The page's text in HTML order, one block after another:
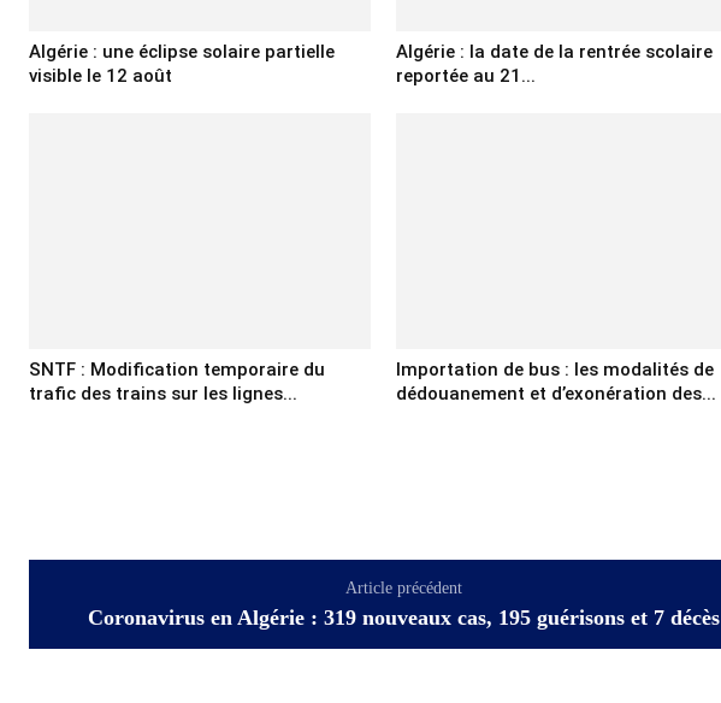
Algérie : une éclipse solaire partielle
visible le 12 août
Algérie : la date de la rentrée scolaire
reportée au 21...
SNTF : Modification temporaire du
trafic des trains sur les lignes...
Importation de bus : les modalités de
dédouanement et d’exonération des...
Article précédent
Coronavirus en Algérie : 319 nouveaux cas, 195 guérisons et 7 décès